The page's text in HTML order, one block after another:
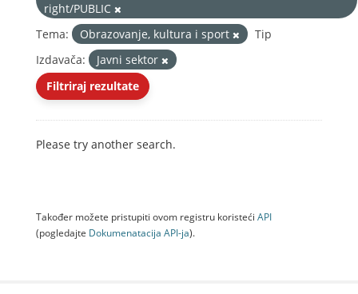
right/PUBLIC
Tema:
Obrazovanje, kultura i sport
Tip
Izdavača:
Javni sektor
Filtriraj rezultate
Please try another search.
Također možete pristupiti ovom registru koristeći API
(pogledajte Dokumenаtаcijа API-jа).